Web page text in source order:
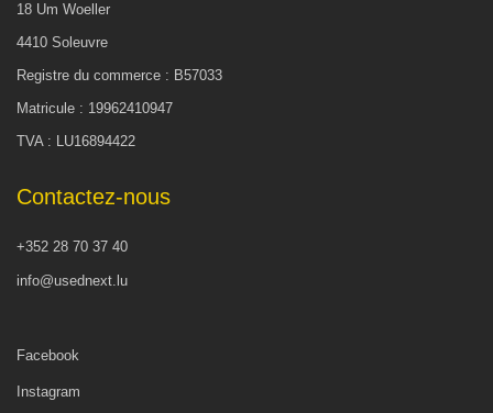
18 Um Woeller
4410 Soleuvre
Registre du commerce : B57033
Matricule : 19962410947
TVA : LU16894422
Contactez-nous
+352 28 70 37 40
info@usednext.lu
Facebook
Instagram